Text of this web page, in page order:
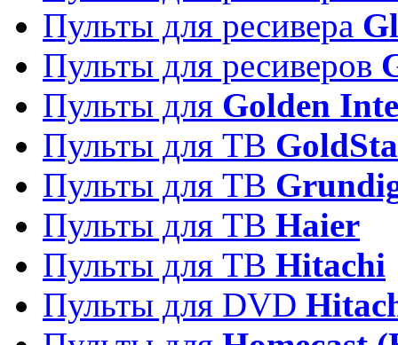
Пульты для ресивера
Пульты для ресиверов
Пульты для Golden
Пульты для ТВ
Пульты для ТВ
Пульты для ТВ Haier
Пульты для ТВ Hitachi
Пульты для DVD